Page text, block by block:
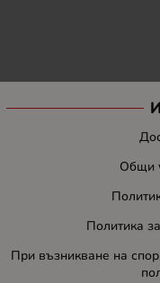
Общи
Политика
При възникване на